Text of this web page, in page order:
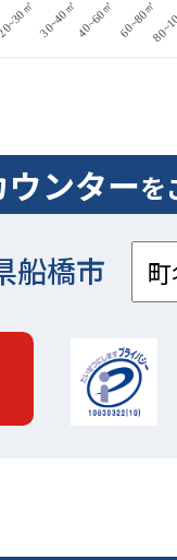
取引された件数を年度
活発であれば、売りに
す。逆に取引が少なけ
す。
引された件数を年度ご
活発であれば、売りに出
す。逆に取引が少なけ
す。
ンターを
船橋市